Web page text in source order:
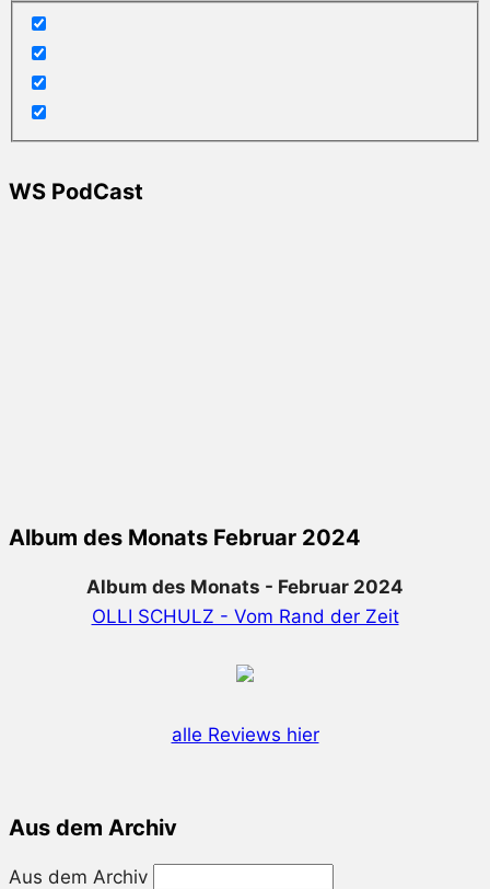
WS PodCast
Album des Monats Februar 2024
Album des Monats - Februar 2024
OLLI SCHULZ - Vom Rand der Zeit
alle Reviews hier
Aus dem Archiv
Aus dem Archiv